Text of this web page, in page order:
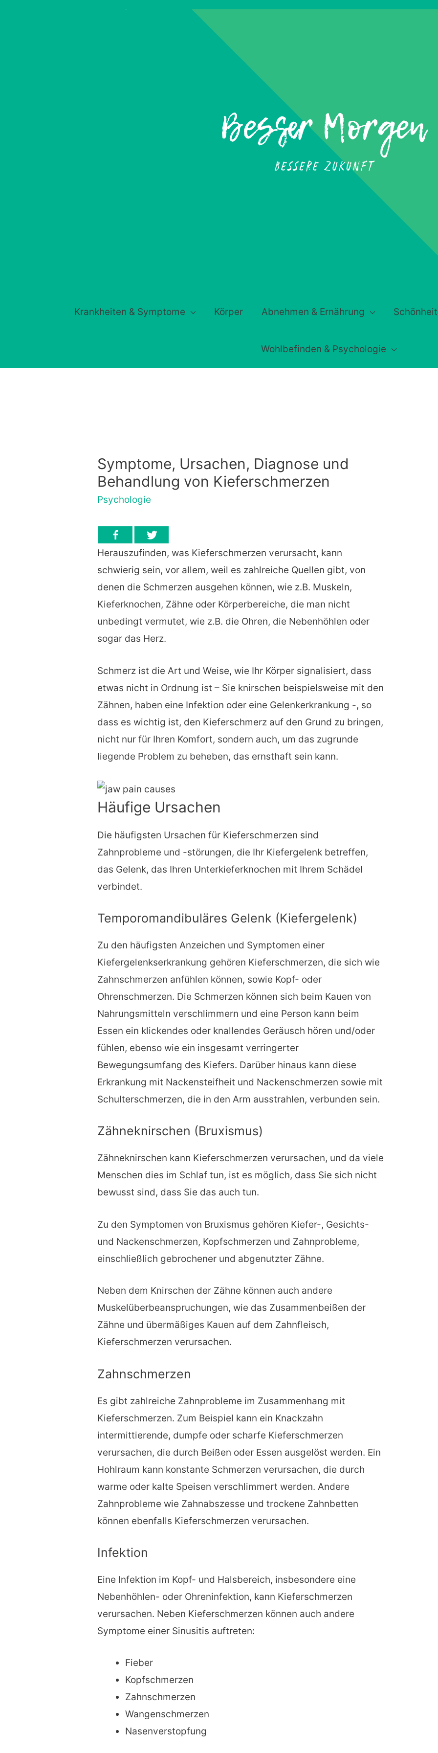
Krankheiten & Symptome Körper Abnehmen & Ernährung Schönheit
Wohlbefinden & Psychologie
Symptome, Ursachen, Diagnose und
Behandlung von Kieferschmerzen
Psychologie
Herauszufinden, was Kieferschmerzen verursacht, kann
schwierig sein, vor allem, weil es zahlreiche Quellen gibt, von
denen die Schmerzen ausgehen können, wie z.B. Muskeln,
Kieferknochen, Zähne oder Körperbereiche, die man nicht
unbedingt vermutet, wie z.B. die Ohren, die Nebenhöhlen oder
sogar das Herz.
Schmerz ist die Art und Weise, wie Ihr Körper signalisiert, dass
etwas nicht in Ordnung ist – Sie knirschen beispielsweise mit den
Zähnen, haben eine Infektion oder eine Gelenkerkrankung -, so
dass es wichtig ist, den Kieferschmerz auf den Grund zu bringen,
nicht nur für Ihren Komfort, sondern auch, um das zugrunde
liegende Problem zu beheben, das ernsthaft sein kann.
Häufige Ursachen
Die häufigsten Ursachen für Kieferschmerzen sind
Zahnprobleme und -störungen, die Ihr Kiefergelenk betreffen,
das Gelenk, das Ihren Unterkieferknochen mit Ihrem Schädel
verbindet.
Temporomandibuläres Gelenk (Kiefergelenk)
Zu den häufigsten Anzeichen und Symptomen einer
Kiefergelenkserkrankung gehören Kieferschmerzen, die sich wie
Zahnschmerzen anfühlen können, sowie Kopf- oder
Ohrenschmerzen. Die Schmerzen können sich beim Kauen von
Nahrungsmitteln verschlimmern und eine Person kann beim
Essen ein klickendes oder knallendes Geräusch hören und/oder
fühlen, ebenso wie ein insgesamt verringerter
Bewegungsumfang des Kiefers. Darüber hinaus kann diese
Erkrankung mit Nackensteifheit und Nackenschmerzen sowie mit
Schulterschmerzen, die in den Arm ausstrahlen, verbunden sein.
Zähneknirschen (Bruxismus)
Zähneknirschen kann Kieferschmerzen verursachen, und da viele
Menschen dies im Schlaf tun, ist es möglich, dass Sie sich nicht
bewusst sind, dass Sie das auch tun.
Zu den Symptomen von Bruxismus gehören Kiefer-, Gesichts-
und Nackenschmerzen, Kopfschmerzen und Zahnprobleme,
einschließlich gebrochener und abgenutzter Zähne.
Neben dem Knirschen der Zähne können auch andere
Muskelüberbeanspruchungen, wie das Zusammenbeißen der
Zähne und übermäßiges Kauen auf dem Zahnfleisch,
Kieferschmerzen verursachen.
Zahnschmerzen
Es gibt zahlreiche Zahnprobleme im Zusammenhang mit
Kieferschmerzen. Zum Beispiel kann ein Knackzahn
intermittierende, dumpfe oder scharfe Kieferschmerzen
verursachen, die durch Beißen oder Essen ausgelöst werden. Ein
Hohlraum kann konstante Schmerzen verursachen, die durch
warme oder kalte Speisen verschlimmert werden. Andere
Zahnprobleme wie Zahnabszesse und trockene Zahnbetten
können ebenfalls Kieferschmerzen verursachen.
Infektion
Eine Infektion im Kopf- und Halsbereich, insbesondere eine
Nebenhöhlen- oder Ohreninfektion, kann Kieferschmerzen
verursachen. Neben Kieferschmerzen können auch andere
Symptome einer Sinusitis auftreten:
Fieber
Kopfschmerzen
Zahnschmerzen
Wangenschmerzen
Nasenverstopfung